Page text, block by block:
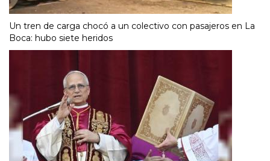
Un tren de carga chocó a un colectivo con pasajeros en La
Boca: hubo siete heridos